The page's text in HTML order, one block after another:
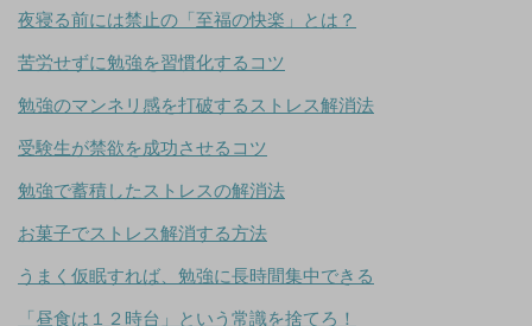
夜寝る前には禁止の「至福の快楽」とは？
苦労せずに勉強を習慣化するコツ
勉強のマンネリ感を打破するストレス解消法
受験生が禁欲を成功させるコツ
勉強で蓄積したストレスの解消法
お菓子でストレス解消する方法
うまく仮眠すれば、勉強に長時間集中できる
「昼食は１２時台」という常識を捨てろ！